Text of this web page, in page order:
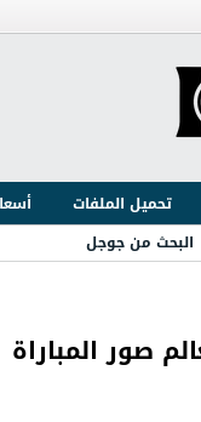
تحميل الملفات
البحث من جوجل
صور المباراة